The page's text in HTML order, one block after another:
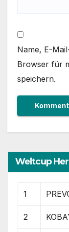
Name, E-
Browser für
speichern.
Weltcup
1
2